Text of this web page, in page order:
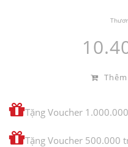
Tặng Voucher
Tặng Voucher 500.000